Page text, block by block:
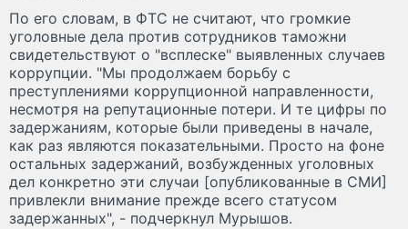
По его словам, в ФТС не считают, что громкие
уголовные дела против сотрудников таможни
свидетельствуют о "всплеске" выявленных случаев
коррупции. "Мы продолжаем борьбу с
преступлениями коррупционной направленности,
несмотря на репутационные потери. И те цифры по
задержаниям, которые были приведены в начале,
как раз являются показательными. Просто на фоне
остальных задержаний, возбужденных уголовных
дел конкретно эти случаи [опубликованные в СМИ]
привлекли внимание прежде всего статусом
задержанных", - подчеркнул Мурышов.